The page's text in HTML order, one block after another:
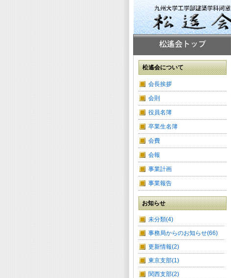
松遙会について
会長挨拶
会則
役員名簿
卒業生名簿
会費
会報
事業計画
事業報告
お知らせ
未分類(4)
事務局からのお知らせ(66)
更新情報(2)
東京支部(1)
関西支部(2)